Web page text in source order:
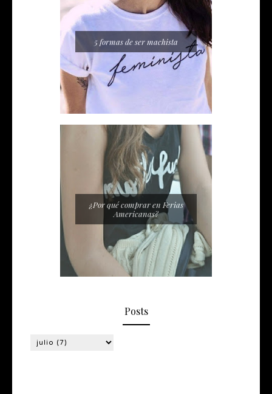
5 formas de ser machista
¿Por qué comprar en Ferias
Americanas?
Posts